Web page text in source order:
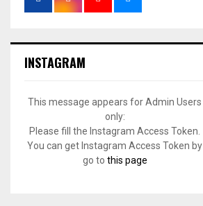
INSTAGRAM
This message appears for Admin Users
only:
Please fill the Instagram Access Token.
You can get Instagram Access Token by
go to this page